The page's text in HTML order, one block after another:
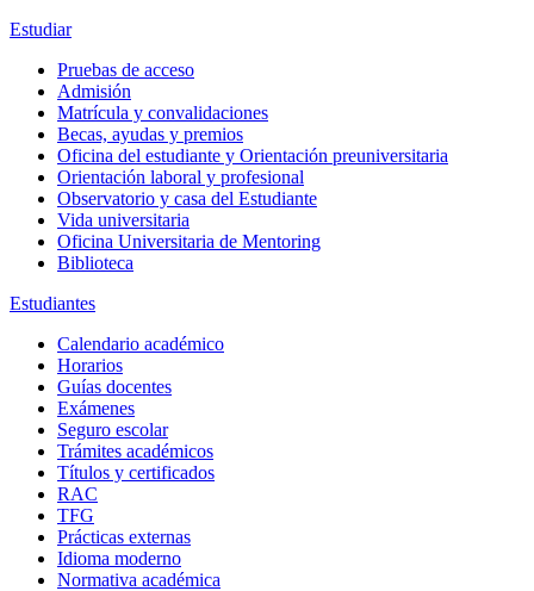
Estudiar
Pruebas de acceso
Admisión
Matrícula y convalidaciones
Becas, ayudas y premios
Oficina del estudiante y Orientación preuniversitaria
Orientación laboral y profesional
Observatorio y casa del Estudiante
Vida universitaria
Oficina Universitaria de Mentoring
Biblioteca
Estudiantes
Calendario académico
Horarios
Guías docentes
Exámenes
Seguro escolar
Trámites académicos
Títulos y certificados
RAC
TFG
Prácticas externas
Idioma moderno
Normativa académica